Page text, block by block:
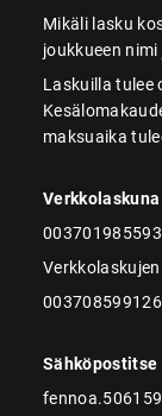
Mikäli lasku
joukkueen
Laskuilla tulee
maksuaika
Verkkolaskuna
003701985593
Sähköpostitse